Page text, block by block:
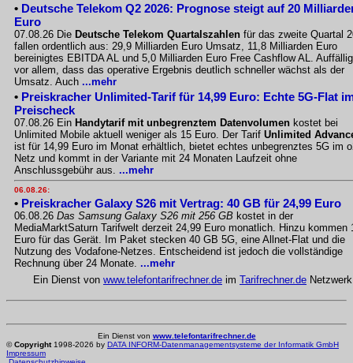
• Deutsche Telekom Q2 2026: Prognose steigt auf 20
Euro
07.08.26 Die Deutsche Telekom Quartalszahlen für das zweite Quartal
fallen ordentlich aus: 29,9 Milliarden Euro Umsatz, 11,8 Milliarden Euro
bereinigtes EBITDA AL und 5,0 Milliarden Euro Free Cashflow AL.
vor allem, dass das operative Ergebnis deutlich schneller wächst als der
Umsatz. Auch ...mehr
• Preiskracher Unlimited-Tarif für 14,99 Euro: Echte 5G-Flat
Preischeck
07.08.26 Ein Handytarif mit unbegrenztem Datenvolumen kostet bei
Unlimited Mobile aktuell weniger als 15 Euro. Der Tarif Unlimited
ist für 14,99 Euro im Monat erhältlich, bietet echtes unbegrenztes 5G im
Netz und kommt in der Variante mit 24 Monaten Laufzeit ohne
Anschlussgebühr aus. ...mehr
06.08.26:
• Preiskracher Galaxy S26 mit Vertrag: 40 GB für 24,99 Euro
06.08.26 Das Samsung Galaxy S26 mit 256 GB kostet in der
MediaMarktSaturn Tarifwelt derzeit 24,99 Euro monatlich. Hinzu kommen
Euro für das Gerät. Im Paket stecken 40 GB 5G, eine Allnet-Flat und die
Nutzung des Vodafone-Netzes. Entscheidend ist jedoch die vollständige
Rechnung über 24 Monate. ...mehr
Ein Dienst von www.telefontarifrechner.de im Tarifrechner.de Netzwerk
Ein Dienst von www.telefontarifrechner.de
©Copyright1998-2026 by DATA INFORM-Datenmanagementsysteme der Informatik GmbH
Impressum